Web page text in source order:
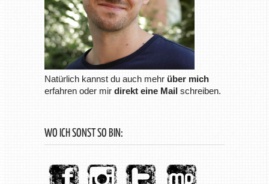
Natürlich kannst du auch mehr über mich
erfahren oder mir direkt eine Mailschreiben.
WO ICH SONST SO BIN: